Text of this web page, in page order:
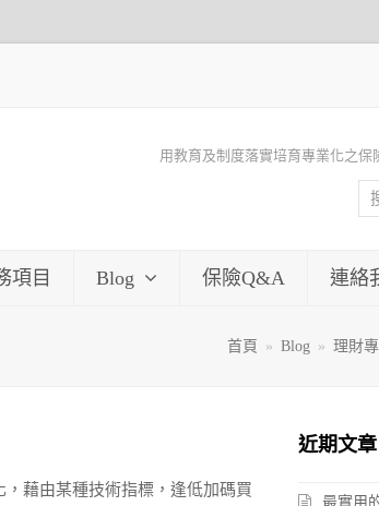
用教育及制度落實培育專業化之
項目 Blog 保險Q&A 連絡
首頁 » Blog » 理財
，藉由某種技術指標，逢低加碼買
近期文章
最實用